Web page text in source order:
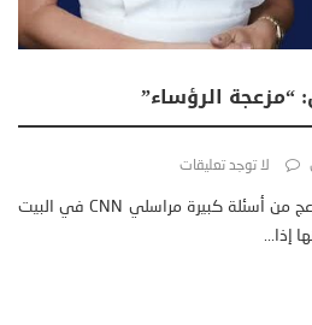
الرؤساء”
لا توجد تعليقات
فراج اسماعيل حتى جو بايدن انزعج من أسئلة كبيرة مراسلي CNN في البيت
إذا...